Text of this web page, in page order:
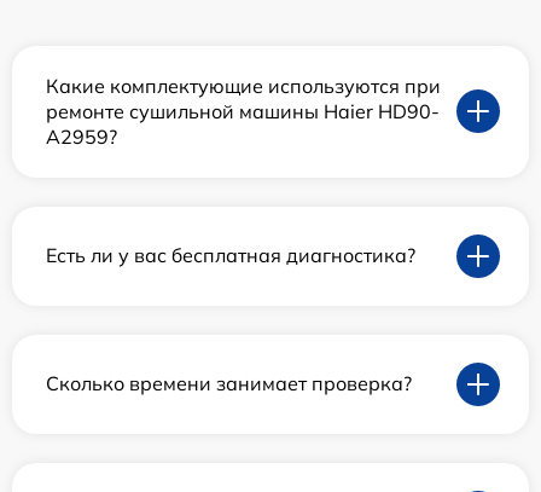
Какие комплектующие используются при
ремонте сушильной машины Haier HD90-
A2959?
Есть ли у вас бесплатная диагностика?
Сколько времени занимает проверка?